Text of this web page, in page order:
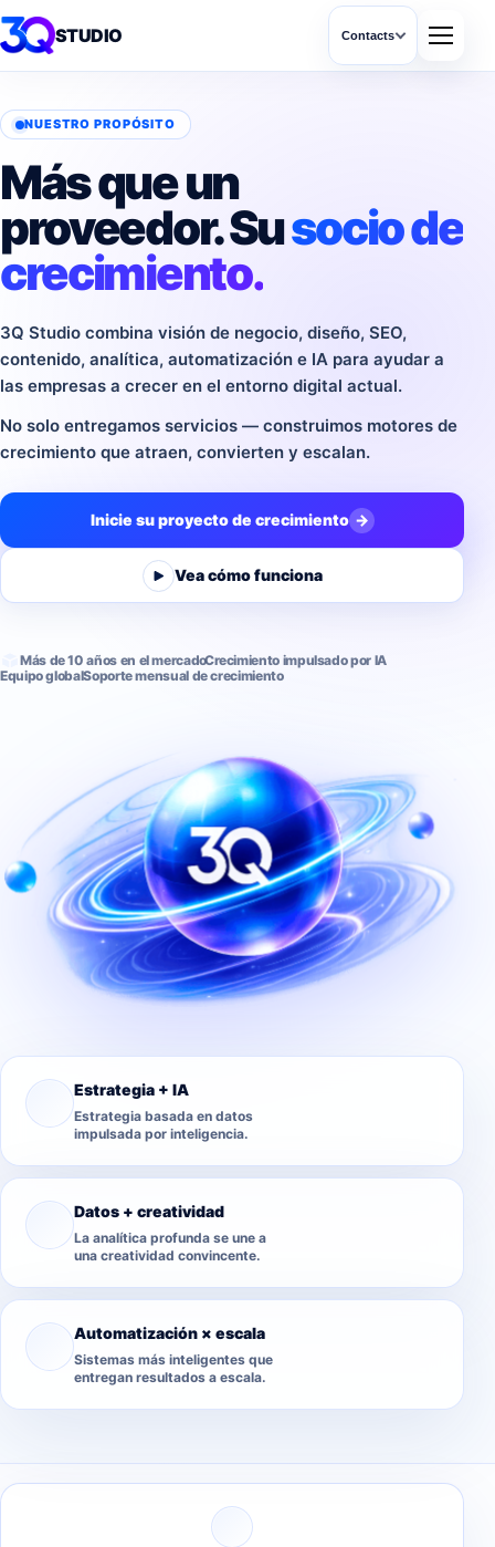
STUDIO Contacts
NUESTRO PROPÓSITO
Más que un
proveedor. Susocio de
crecimiento.
3Q Studio combina visión de negocio, diseño, SEO,
contenido, analítica, automatización e IA para ayudar a
las empresas a crecer en el entorno digital actual.
No solo entregamos servicios — construimos motores de
crecimiento que atraen, convierten y escalan.
Inicie su proyecto de crecimiento →
Vea cómo funciona
Más de 10 años en el mercadoCrecimiento impulsado por IA
Equipo globalSoporte mensual de crecimiento
Estrategia + IA
Estrategia basada en datos
impulsada por inteligencia.
Datos + creatividad
La analítica profunda se une a
una creatividad convincente.
Automatización × escala
Sistemas más inteligentes que
entregan resultados a escala.